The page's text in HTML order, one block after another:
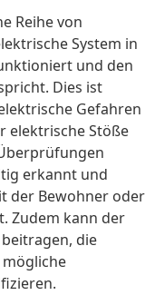
Reihe von
System in
und den
Dies ist
Gefahren
elektrische Stöße
erkannt und
der Bewohner oder
Zudem kann der
die